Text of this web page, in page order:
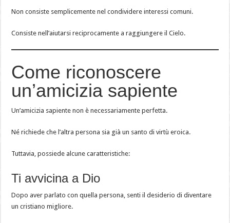
Non consiste semplicemente nel condividere interessi comuni.
Consiste nell’aiutarsi reciprocamente a raggiungere il Cielo.
Come riconoscere
un’amicizia sapiente
Un’amicizia sapiente non è necessariamente perfetta.
Né richiede che l’altra persona sia già un santo di virtù eroica.
Tuttavia, possiede alcune caratteristiche:
Ti avvicina a Dio
Dopo aver parlato con quella persona, senti il desiderio di diventare
un cristiano migliore.